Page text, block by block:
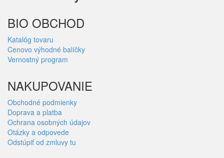
BIO OBCHOD
Katalóg tovaru
Cenovo výhodné balíčky
Vernostný program
NAKUPOVANIE
Obchodné podmienky
Doprava a platba
Ochrana osobných údajov
Otázky a odpovede
Odstúpiť od zmluvy tu